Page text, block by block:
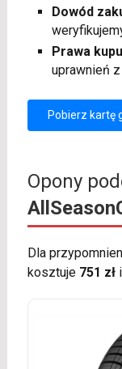
Dowód
Prawa
uprawnień z
Pobierz kartę
Opony
Dla
kosztuje 751 złi